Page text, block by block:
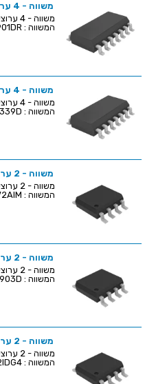
משווה - 4 ערוצים - SMD - 8µs - 3V-30V
המשווה : LP2901DR ♦ מבנה...
משווה - 4 ערוצים - SMD - 8µs - 3V-30V
המשווה : LP339D ♦ מבנה ה...
משווה - 2 ערוצים - SMD - 5µs - 2.7V-15V
המשווה : LMC6772AIM ♦ מבנה המשו...
משווה - 2 ערוצים - SMD - 300ns - 2V-36V
המשווה : LM3903D ♦ מבנה המשו...
משווה - 2 ערוצים - SMD - 200ns - 1.4V-16V
המשווה : TLC352IDG4 ♦ מבנה...